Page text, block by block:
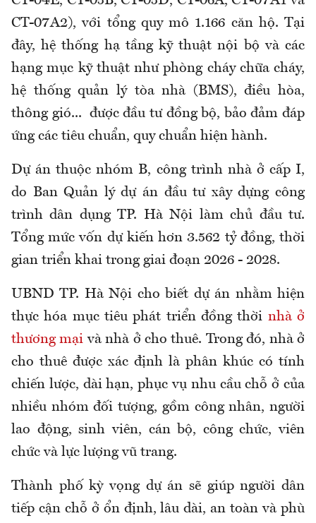
CT-07A2), với tổng quy mô 1.166 căn hộ. Tại
đây, hệ thống hạ tầng kỹ thuật nội bộ và các
hạng mục kỹ thuật như phòng cháy chữa cháy,
hệ thống quản lý tòa nhà (BMS), điều hòa,
thông gió... được đầu tư đồng bộ, bảo đảm đáp
ứng các tiêu chuẩn, quy chuẩn hiện hành.
Dự án thuộc nhóm B, công trình nhà ở cấp I,
do Ban Quản lý dự án đầu tư xây dựng công
trình dân dụng TP. Hà Nội làm chủ đầu tư.
Tổng mức vốn dự kiến hơn 3.562 tỷ đồng, thời
gian triển khai trong giai đoạn 2026 - 2028.
UBND TP. Hà Nội cho biết dự án nhằm hiện
thực hóa mục tiêu phát triển đồng thời nhà ở
thương mại và nhà ở cho thuê. Trong đó, nhà ở
cho thuê được xác định là phân khúc có tính
chiến lược, dài hạn, phục vụ nhu cầu chỗ ở của
nhiều nhóm đối tượng, gồm công nhân, người
lao động, sinh viên, cán bộ, công chức, viên
chức và lực lượng vũ trang.
Thành phố kỳ vọng dự án sẽ giúp người dân
tiếp cận chỗ ở ổn định, lâu dài, an toàn và phù